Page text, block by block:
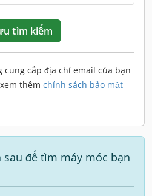
tìm kiếm
cung cấp địa chỉ email của bạn
thêm chính sách bảo mật
sau để tìm máy móc bạn